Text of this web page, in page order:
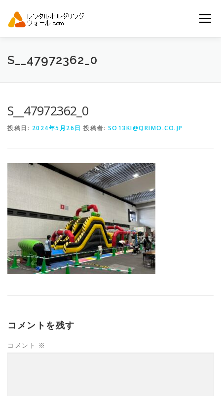
メニュー
トップ 自動見積り
S__47972362_0
S__47972362_0
投稿日: 2024年5月26日 投稿者: SO13KI@QRIMO.CO.JP
コメントを残す
コメント ※